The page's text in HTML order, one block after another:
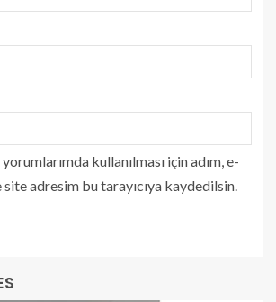
kullanılması için adım, e-
adresim bu tarayıcıya kaydedilsin.